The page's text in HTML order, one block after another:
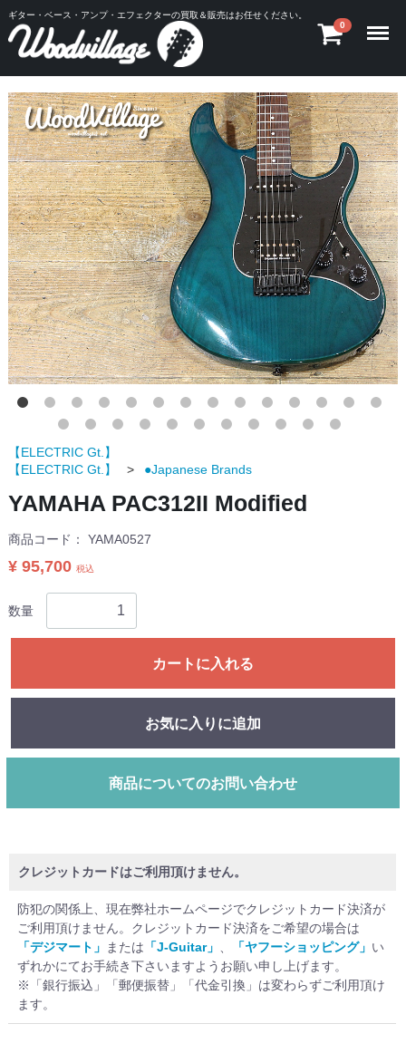
ギター・ベース・アンプ・エフェクターの買取＆販売はお任せください。
0
【ELECTRIC Gt.】
【ELECTRIC Gt.】
●Japanese Brands
YAMAHA PAC312II Modified
商品コード：YAMA0527
¥ 95,700 税込
数量
カートに入れる
お気に入りに追加
商品についてのお問い合わせ
クレジットカードはご利用頂けません。
防犯の関係上、現在弊社ホームページでクレジットカード決済が
ご利用頂けません。クレジットカード決済をご希望の場合は
「デジマート」 または 「J-Guitar」 、 「ヤフーショッピング」 い
ずれかにてお手続き下さいますようお願い申し上げます。
※「銀行振込」「郵便振替」「代金引換」は変わらずご利用頂け
ます。